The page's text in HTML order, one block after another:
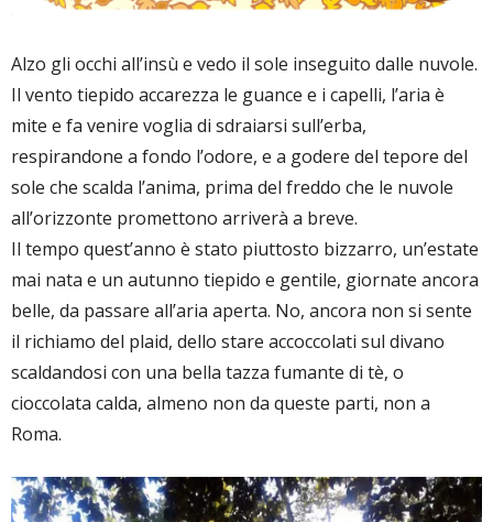
Alzo gli occhi all’insù e vedo il sole inseguito dalle nuvole.
Il vento tiepido accarezza le guance e i capelli, l’aria è
mite e fa venire voglia di sdraiarsi sull’erba,
respirandone a fondo l’odore, e a godere del tepore del
sole che scalda l’anima, prima del freddo che le nuvole
all’orizzonte promettono arriverà a breve.
Il tempo quest’anno è stato piuttosto bizzarro, un’estate
mai nata e un autunno tiepido e gentile, giornate ancora
belle, da passare all’aria aperta. No, ancora non si sente
il richiamo del plaid, dello stare accoccolati sul divano
scaldandosi con una bella tazza fumante di tè, o
cioccolata calda, almeno non da queste parti, non a
Roma.